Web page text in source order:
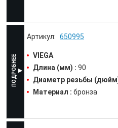
650995
VIEGA
Длина (мм) : 90
Диаметр резьбы
Материал : бронза